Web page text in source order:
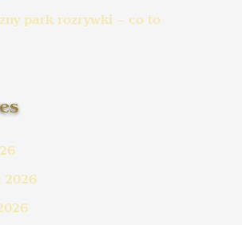
park rozrywki – co to
2026